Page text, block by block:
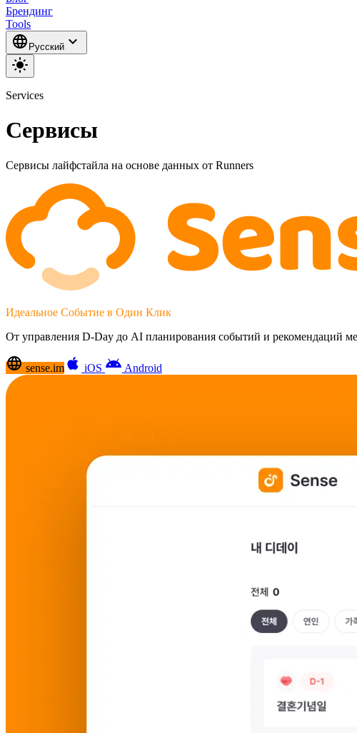
Брендинг
Tools
language Русский expand_more
light_mode
Services
Сервисы
Сервисы лайфстайла на основе данных от Runners
Идеальное Событие в Один Клик
От управления D-Day до AI планирования событий и рекомендаций
language sense.im apple iOS android Android